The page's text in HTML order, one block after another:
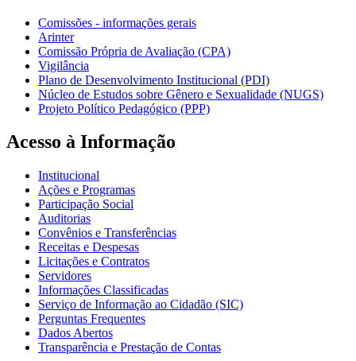
Comissões - informações gerais
Arinter
Comissão Própria de Avaliação (CPA)
Vigilância
Plano de Desenvolvimento Institucional (PDI)
Núcleo de Estudos sobre Gênero e Sexualidade (NUGS)
Projeto Político Pedagógico (PPP)
Acesso à Informação
Institucional
Ações e Programas
Participação Social
Auditorias
Convênios e Transferências
Receitas e Despesas
Licitações e Contratos
Servidores
Informações Classificadas
Serviço de Informação ao Cidadão (SIC)
Perguntas Frequentes
Dados Abertos
Transparência e Prestação de Contas